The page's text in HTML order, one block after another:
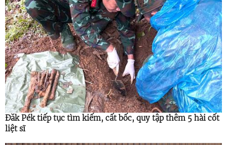
Đăk Pék tiếp tục tìm kiếm, cất bốc, quy tập thêm 5 hài cốt
liệt sĩ